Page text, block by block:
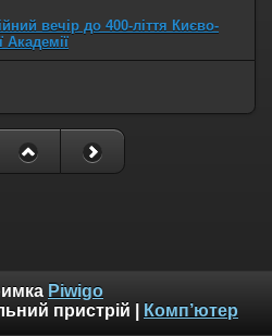
вечір до 400-ліття Києво-
Академії
Piwigo
пристрій Комп’ютер